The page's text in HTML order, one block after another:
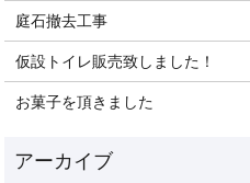
庭石撤去工事
仮設トイレ販売致しました！
お菓子を頂きました